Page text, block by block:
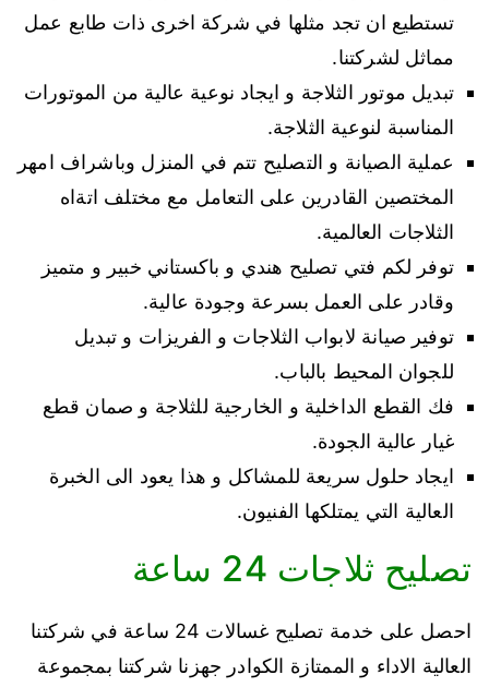
تستطيع ان تجد مثلها في شركة اخرى ذات طابع عمل
مماثل لشركتنا.
تبديل موتور الثلاجة و ايجاد نوعية عالية من الموتورات
المناسبة لنوعية الثلاجة.
عملية الصيانة و التصليح تتم في المنزل وباشراف امهر
المختصين القادرين على التعامل مع مختلف اتةاه
الثلاجات العالمية.
توفر لكم فتي تصليح هندي و باكستاني خبير و متميز
وقادر على العمل بسرعة وجودة عالية.
توفير صيانة لابواب الثلاجات و الفريزات و تبديل
للجوان المحيط بالباب.
فك القطع الداخلية و الخارجية للثلاجة و صمان قطع
غيار عالية الجودة.
ايجاد حلول سريعة للمشاكل و هذا يعود الى الخبرة
العالية التي يمتلكها الفنيون.
تصليح ثلاجات 24 ساعة
احصل على خدمة تصليح غسالات 24 ساعة في شركتنا
العالية الاداء و الممتازة الكوادر جهزنا شركتنا بمجموعة